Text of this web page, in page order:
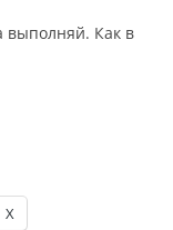
выполняй. Как в
X